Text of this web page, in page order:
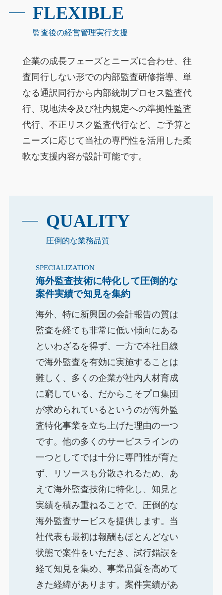
FLEXIBLE
監査後の経営管理実行支援
企業の成長フェーズとニーズに合わせ、往
査同行しない形での内部監査研修指導、単
なる通訳同行から内部統制プロセス監査代
行、現地法令及び社内規定への準拠性監査
代行、不正リスク監査代行など、ご予算と
ニーズに応じて当社の専門性を活用した柔
軟な支援内容が設計可能です。
QUALITY
圧倒的な業務品質
SPECIALIZATION
海外監査技術に特化して圧倒的な
案件実績で知見を集約
海外、特に新興国の会計報告の質は
監査を経ても非常に低い傾向にある
といわざるを得ず、一方で本社目線
で海外監査を有効に実施することは
難しく、多くの企業が社内人材育成
に窮している、だからこそプロ集団
が求められているというのが海外監
査特化事業を立ち上げた理由の一つ
です。他の多くのサービスラインの
一つとしてでは十分に専門性が育た
ず、リソースも分散されるため、あ
えて海外監査技術に特化し、知見と
実績を積み重ねることで、圧倒的な
海外監査サービスを提供します。当
社代表も最初は報酬もほとんどない
状態で案件をいただき、試行錯誤を
経て知見を集め、事業品質を高めて
きた経緯があります。案件実績があ